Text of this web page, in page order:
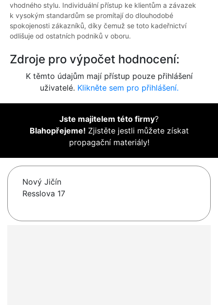
vhodného stylu. Individuální přístup ke klientům a závazek
k vysokým standardům se promítají do dlouhodobé
spokojenosti zákazníků, díky čemuž se toto kadeřnictví
odlišuje od ostatních podniků v oboru.
Zdroje pro výpočet hodnocení:
K těmto údajům mají přístup pouze přihlášení
uživatelé. Klikněte sem pro přihlášení.
Jste majitelem této firmy?
Blahopřejeme! Zjistěte jestli můžete získat
propagační materiály!
Nový Jičín
Resslova 17